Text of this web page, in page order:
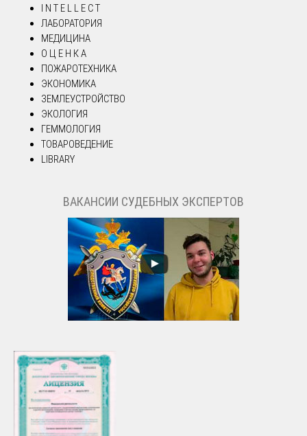
I N T E L L E C T
ЛАБОРАТОРИЯ
МЕДИЦИНА
О Ц Е Н К А
ПОЖАРОТЕХНИКА
ЭКОНОМИКА
ЗЕМЛЕУСТРОЙСТВО
ЭКОЛОГИЯ
ГЕММОЛОГИЯ
ТОВАРОВЕДЕНИЕ
LIBRARY
ВАКАНСИИ СУДЕБНЫХ ЭКСПЕРТОВ